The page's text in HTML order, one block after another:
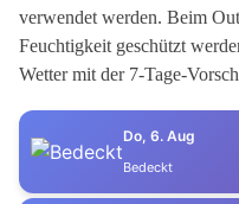
verwendet werden. Beim
Feuchtigkeit geschützt
Wetter mit der 7-Tage-
Do, 6. Aug
Bedeckt